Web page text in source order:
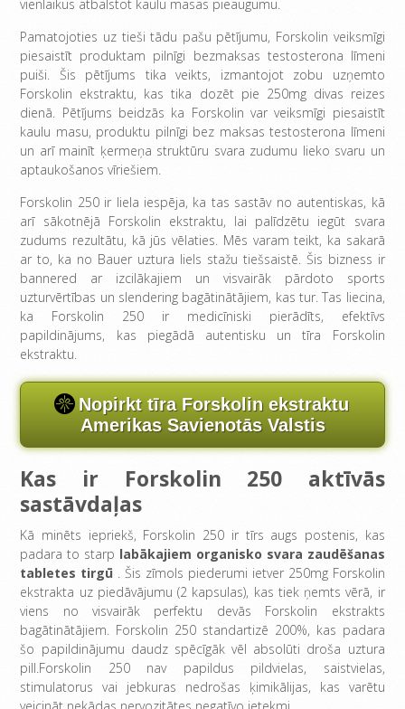
vienlaikus atbalstot kaulu masas pieaugumu.
Pamatojoties uz tieši tādu pašu pētījumu, Forskolin veiksmīgi
piesaistīt produktam pilnīgi bezmaksas testosterona līmeni
puiši. Šis pētījums tika veikts, izmantojot zobu uzņemto
Forskolin ekstraktu, kas tika dozēt pie 250mg divas reizes
dienā. Pētījums beidzās ka Forskolin var veiksmīgi piesaistīt
kaulu masu, produktu pilnīgi bez maksas testosterona līmeni
un arī mainīt ķermeņa struktūru svara zudumu lieko svaru un
aptaukošanos vīriešiem.
Forskolin 250 ir liela iespēja, ka tas sastāv no autentiskas, kā
arī sākotnējā Forskolin ekstraktu, lai palīdzētu iegūt svara
zudums rezultātu, kā jūs vēlaties. Mēs varam teikt, ka sakarā
ar to, ka no Bauer uztura liels stažu tiešsaistē. Šis bizness ir
bannered ar izcilākajiem un visvairāk pārdoto sports
uzturvērtības un slendering bagātinātājiem, kas tur. Tas liecina,
ka Forskolin 250 ir medicīniski pierādīts, efektīvs
papildinājums, kas piegādā autentisku un tīra Forskolin
ekstraktu.
Nopirkt tīra Forskolin ekstraktu
Amerikas Savienotās Valstis
Kas ir Forskolin 250 aktīvās
sastāvdaļas
Kā minēts iepriekš, Forskolin 250 ir tīrs augs postenis, kas
padara to starp labākajiem organisko svara zaudēšanas
tabletes tirgū . Šis zīmols piederumi ietver 250mg Forskolin
ekstrakta uz piedāvājumu (2 kapsulas), kas tiek ņemts vērā, ir
viens no visvairāk perfektu devās Forskolin ekstrakts
bagātinātājiem. Forskolin 250 standartizē 200%, kas padara
šo papildinājumu daudz spēcīgāk vēl absolūti droša uztura
pill.Forskolin 250 nav papildus pildvielas, saistvielas,
stimulatorus vai jebkuras nedrošas ķimikālijas, kas varētu